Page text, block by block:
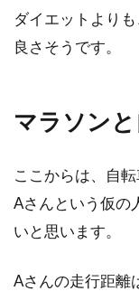
ダイエットより
良さそうです。
マラソン
ここからは、自
Aさんという仮の
いと思います。
Aさんの走行距離